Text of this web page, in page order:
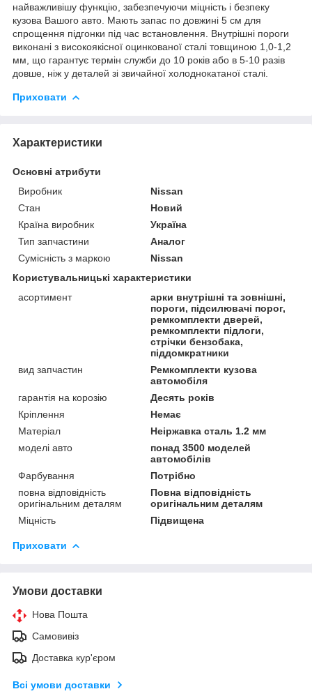
найважливішу функцію, забезпечуючи міцність і безпеку
кузова Вашого авто. Мають запас по довжині 5 см для
спрощення підгонки під час встановлення. Внутрішні пороги
виконані з високоякісної оцинкованої сталі товщиною 1,0-1,2
мм, що гарантує термін служби до 10 років або в 5-10 разів
довше, ніж у деталей зі звичайної холоднокатаної сталі.
Приховати
Характеристики
Основні атрибути
Виробник
Nissan
Стан
Новий
Країна виробник
Україна
Тип запчастини
Аналог
Сумісність з маркою
Nissan
Користувальницькі характеристики
асортимент
арки внутрішні та зовнішні,
пороги, підсилювачі порог,
ремкомплекти дверей,
ремкомплекти підлоги,
стрічки бензобака,
піддомкратники
вид запчастин
Ремкомплекти кузова
автомобіля
гарантія на корозію
Десять років
Кріплення
Немає
Матеріал
Неіржавка сталь 1.2 мм
моделі авто
понад 3500 моделей
автомобілів
Фарбування
Потрібно
повна відповідність
оригінальним деталям
Повна відповідність
оригінальним деталям
Міцність
Підвищена
Приховати
Умови доставки
Нова Пошта
Самовивіз
Доставка кур'єром
Всі умови доставки